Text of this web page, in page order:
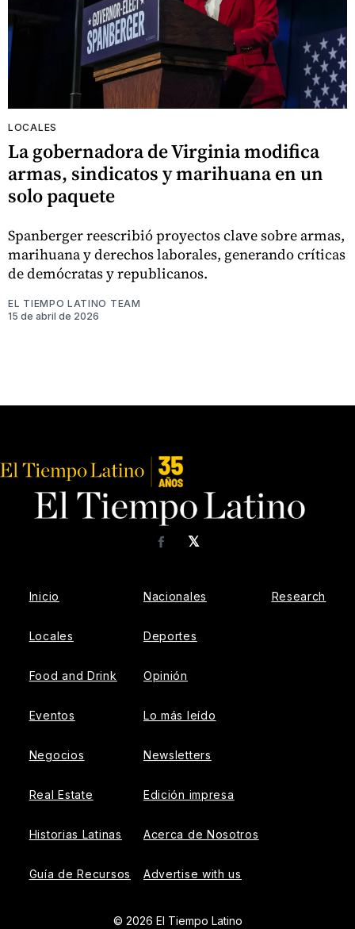
LOCALES
La gobernadora de Virginia modifica
armas, sindicatos y marihuana en un
solo paquete
Spanberger reescribió proyectos clave sobre armas,
marihuana y derechos laborales, generando críticas
de demócratas y republicanos.
EL TIEMPO LATINO TEAM
15 de abril de 2026
𝕏
Facebook
Inicio
Locales
Food and Drink
Eventos
Negocios
Real Estate
Historias Latinas
Guía de Recursos
Nacionales
Deportes
Opinión
Lo más leído
Newsletters
Edición impresa
Acerca de Nosotros
Advertise with us
Research
© 2026 El Tiempo Latino